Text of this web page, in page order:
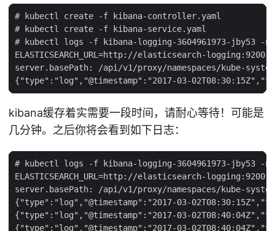
# kubectl create -f kibana-controller.yaml
# kubectl create -f kibana-service.yaml
# kubectl logs -f kibana-logging-3604961973-jby53 -n
ELASTICSEARCH_URL=http://elasticsearch-logging:9200
server.basePath: /api/v1/proxy/namespaces/kube-
kibana缓存着实需要一段时间，请耐心等待！可能是
几分钟。之后你将会看到如下日志：
# kubectl logs -f kibana-logging-3604961973-jby53 -n
ELASTICSEARCH_URL=http://elasticsearch-logging:9200
server.basePath: /api/v1/proxy/namespaces/kube-
{"type":"log","@timestamp":"2017-03-
{"type":"log","@timestamp":"2017-03-
{"type":"log","@timestamp":"2017-03-